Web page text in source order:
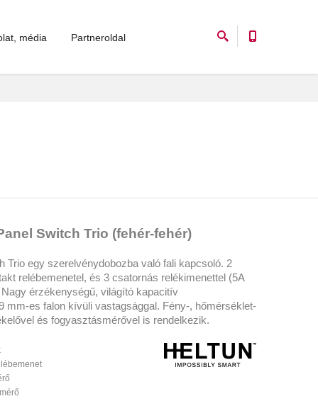
média Partneroldal
Switch Trio (fehér-fehér)
Trio egy szerelvénydobozba való fali kapcsoló. 2
relébemenetel, és 3 csatornás relékimenettel (5A
érzékenységű, világító kapacitív
mm-es falon kívüli vastagsággal. Fény-, hőmérséklet-
és fogyasztásmérővel is rendelkezik.